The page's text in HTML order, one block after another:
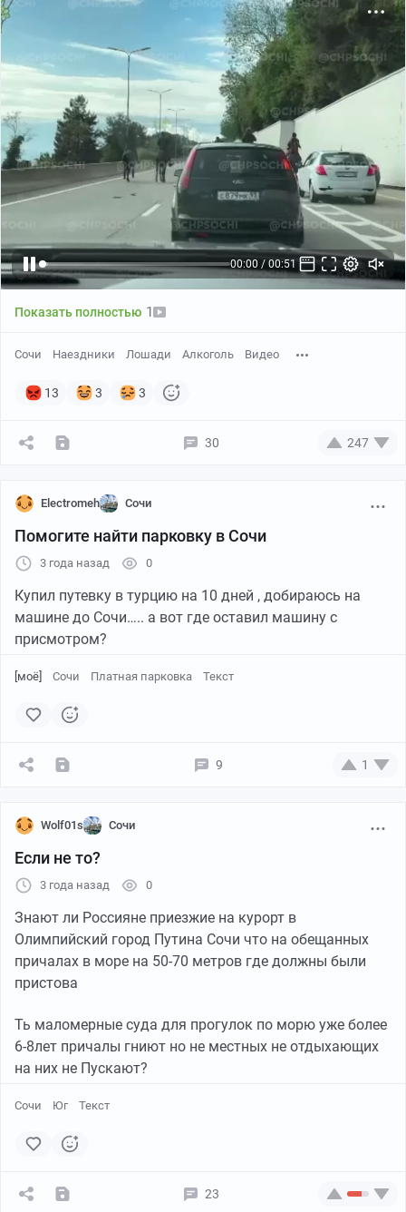
Установил заготовку на стол !
4 часа фрезеровки , фрезой 120гр.
Результат мне не понравился
Поставил фрезу 30гр .
00:01 / 00:51
Показать полностью 1
Сочи Наездники Лошади Алкоголь Видео
13 3 3
30 247
Electromeh Сочи
Помогите найти парковку в Сочи
3 года назад 0
Купил путевку в турцию на 10 дней , добираюсь на
машине до Сочи….. а вот где оставил машину с
присмотром?
[моё] Сочи Платная парковка Текст
9 1
Wolf01s Сочи
Если не то?
3 года назад 0
Знают ли Россияне приезжие на курорт в
Олимпийский город Путина Сочи что на обещанных
причалах в море на 50-70 метров где должны были
пристова
Ть маломерные суда для прогулок по морю уже более
6-8лет причалы гниют но не местных не отдыхающих
на них не Пускают?
Сочи Юг Текст
23